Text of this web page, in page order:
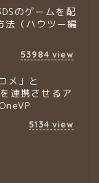
のゲームを配
法（ハウツー編
53984 view
メ」と
連携させるア
5134 view